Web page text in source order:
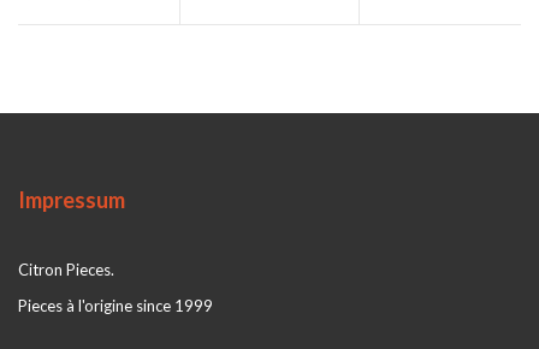
Impressum
Citron Pieces.
Pieces à l'origine since 1999